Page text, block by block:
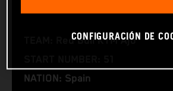
TEAM: Red Bull KTM Ajo
NATION: Spain
CONFIGURACIÓN DE